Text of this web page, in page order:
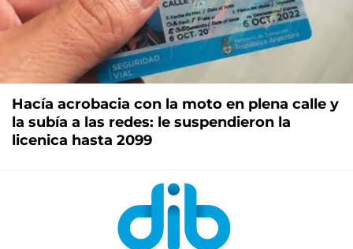
Hacía acrobacia con la moto en plena calle y
la subía a las redes: le suspendieron la
licenica hasta 2099